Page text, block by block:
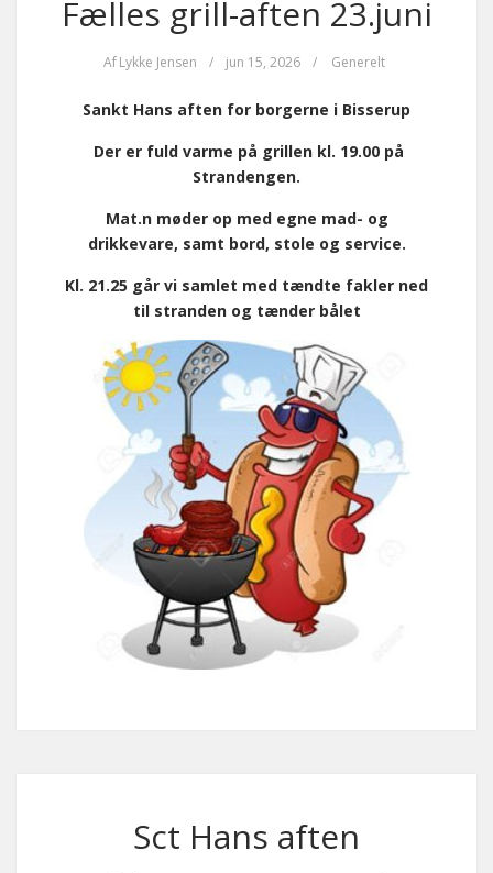
Fælles grill-aften 23.juni
Af Lykke Jensen / jun 15, 2026 / Generelt
Sankt Hans aften for borgerne i Bisserup
Der er fuld varme på grillen kl. 19.00 på
Strandengen.
Mat.n møder op med egne mad- og
drikkevare, samt bord, stole og service.
Kl. 21.25 går vi samlet med tændte fakler ned
til stranden og tænder bålet
Sct Hans aften